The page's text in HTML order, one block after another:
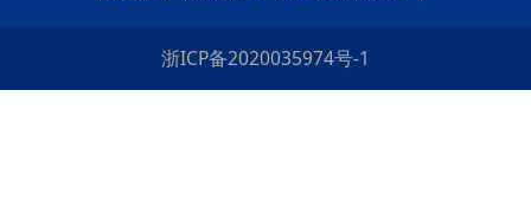
浙ICP备2020035974号-1